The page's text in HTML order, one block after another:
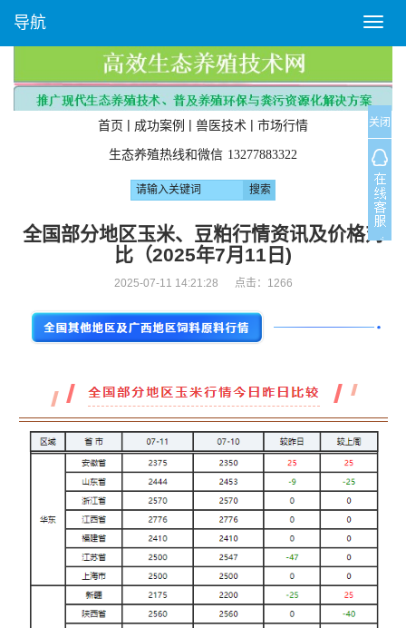
T
o
g
l
e
n
a
v
i
g
a
n
导航
首页 | 成功案例 | 兽医技术 | 市场行情
生态养殖热线和微信 13277883322
全国部分地区玉米、豆粕行情资讯及价格对
比（2025年7月11日)
2025-07-11 14:21:28 点击： 1266
关闭